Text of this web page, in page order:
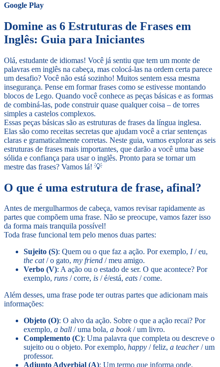
Google Play
Domine as 6 Estruturas de Frases em
Inglês: Guia para Iniciantes
Olá, estudante de idiomas! Você já sentiu que tem um monte de
palavras em inglês na cabeça, mas colocá-las na ordem certa parece
um desafio? Você não está sozinho! Muitos sentem essa mesma
insegurança. Pense em formar frases como se estivesse montando
blocos de Lego. Quando você conhece as peças básicas e as formas
de combiná-las, pode construir quase qualquer coisa – de torres
simples a castelos complexos.
Essas peças básicas são as estruturas de frases da língua inglesa.
Elas são como receitas secretas que ajudam você a criar sentenças
claras e gramaticalmente corretas. Neste guia, vamos explorar as seis
estruturas de frases mais importantes, que darão a você uma base
sólida e confiança para usar o inglês. Pronto para se tornar um
mestre das frases? Vamos lá! 💡
O que é uma estrutura de frase, afinal?
Antes de mergulharmos de cabeça, vamos revisar rapidamente as
partes que compõem uma frase. Não se preocupe, vamos fazer isso
da forma mais tranquila possível!
Toda frase funcional tem pelo menos duas partes:
Sujeito (S): Quem ou o que faz a ação. Por exemplo, I/ eu,
the cat/ o gato, my friend / meu amigo.
Verbo (V): A ação ou o estado de ser. O que acontece? Por
exemplo, runs / corre, is / é/está, eats / come.
Além desses, uma frase pode ter outras partes que adicionam mais
informações:
Objeto (O): O alvo da ação. Sobre o que a ação recai? Por
exemplo, a ball / uma bola, a book/ um livro.
Complemento (C): Uma palavra que completa ou descreve o
sujeito ou o objeto. Por exemplo, happy / feliz, a teacher/ um
professor.
Adjunto Adverbial (A): Um termo que informa onde,